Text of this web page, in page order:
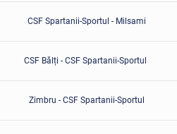
CSF Spartanii-Sportul - Milsami
CSF Bălți - CSF Spartanii-Sportul
Zimbru - CSF Spartanii-Sportul